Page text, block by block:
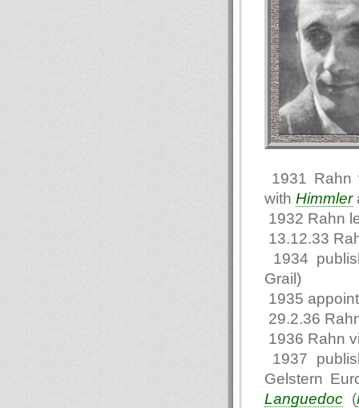
1931 Rahn
with Himmler
1932 Rahn
13.12.33
1934
Grail)
1935
29.2.36
1936 Rahn
1937
Gelstern
Languedoc (